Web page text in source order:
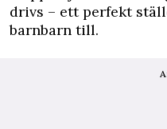
drivs – ett perfekt
barnbarn till.